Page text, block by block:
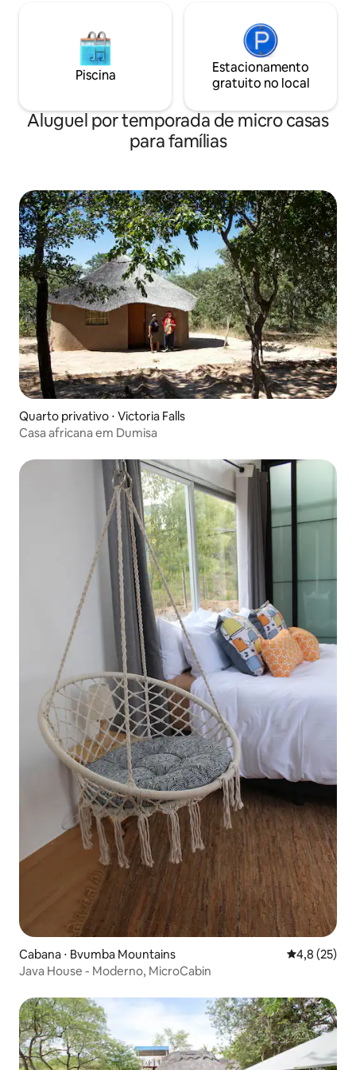
Piscina
Estacionamento
gratuito no local
Aluguel por temporada de micro casas
para famílias
Quarto privativo ⋅ Victoria Falls
Casa africana em Dumisa
Cabana ⋅ Bvumba Mountains 4,8 de uma
4,8 (25)
Java House - Moderno, MicroCabin